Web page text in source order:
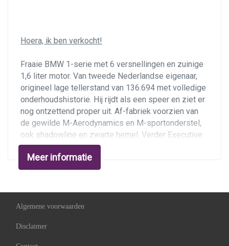
Elektrische ramen voor
Hoofdsteunen achter
Middenarmsteun voor
Passagiersstoel in hoogte verstelbaar
Sportstoelen
Sportstuur
Stuurbekrachtiging
Verstelbare stuurkolom
Overige
Bestuurdersairbag
Hoera, ik ben verkocht!
Fraaie BMW 1-serie met 6 versnellingen en zuinige
1,6 liter motor. Van tweede Nederlandse eigenaar,
origineel lage tellerstand van 136.694 met volledige
onderhoudshistorie. Hij rijdt als een speer en ziet er
nog ontzettend proper uit. Af-fabriek voorzien van
de gewilde M-Aerodynamics en M-sportonderstel,
ook shadowline en zwarte hemel. Verder Executive
uitvoering met sportstoelen, Sensatec/stof
bekleding, climate control, Business radio/CD met
AUX-aansluiting, parkeersensoren, mistlampen en
auto heeft 4 nieuwe Michelin banden en een
onderhoudsbeurt gekregen, en nieuwe apk tot 9
Meer informatie
Algemene voorwaarden
Disclaimer